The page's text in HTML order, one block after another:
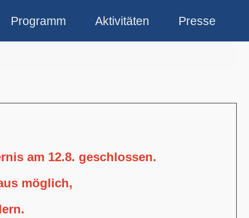
Programm Aktivitäten Presse
am 12.8. geschlossen.
möglich,